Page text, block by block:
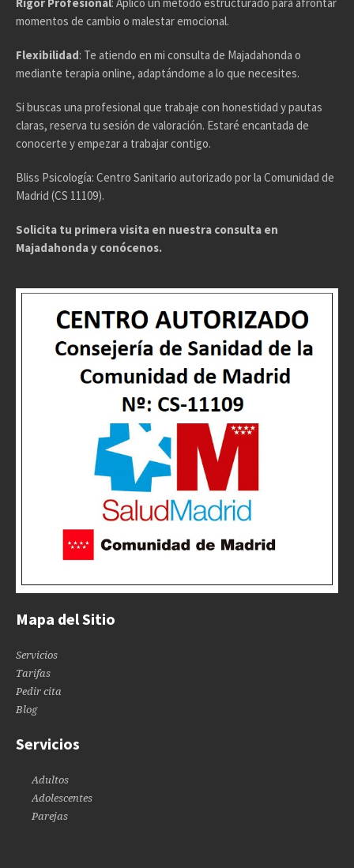
Rigor Profesional: Aplico un método estructurado para afrontar
momentos de cambio o malestar emocional.
Flexibilidad: Te atiendo en mi consulta de Majadahonda o
mediante terapia online, adaptándome a lo que necesites.
Si buscas una profesional que trabaje con honestidad y pautas
claras, reserva tu sesión de valoración. Estaré encantada de
conocerte y empezar a trabajar contigo.
Bliss Psicología: Centro Sanitario autorizado por la Comunidad de
Madrid (CS 11109).
Solicita tu primera visita en nuestra consulta en
Majadahonda y conócenos.
Mapa del Sitio
Servicios
Tarifas
Pedir cita
Blog
Servicios
Adultos
Adolescentes
Parejas